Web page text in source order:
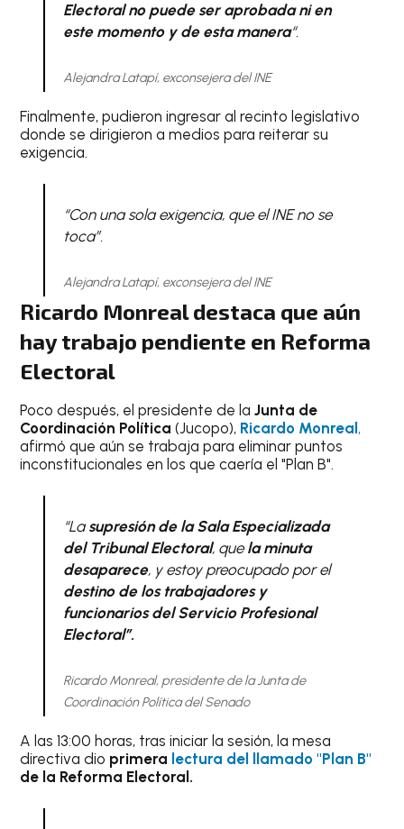
Electoral no puede ser aprobada ni en
este momento y de esta manera“.
Alejandra Latapí, exconsejera del INE
Finalmente, pudieron ingresar al recinto legislativo
donde se dirigieron a medios para reiterar su
exigencia.
“Con una sola exigencia, que el INE no se
toca”.
Alejandra Latapí, exconsejera del INE
Ricardo Monreal destaca que aún
hay trabajo pendiente en Reforma
Electoral
Poco después, el presidente de laJunta de
Coordinación Política (Jucopo), Ricardo Monreal,
afirmó que aún se trabaja para eliminar puntos
inconstitucionales en los que caería el "Plan B".
“Lasupresión de la Sala Especializada
del Tribunal Electoral, quela minuta
desaparece, y estoy preocupado por el
destino de los trabajadores y
funcionarios del Servicio Profesional
Electoral”.
Ricardo Monreal, presidente de la Junta de
Coordinación Política del Senado
A las 13:00 horas, tras iniciar la sesión, la mesa
directiva dio primera lectura del llamado "Plan B"
de la Reforma Electoral.